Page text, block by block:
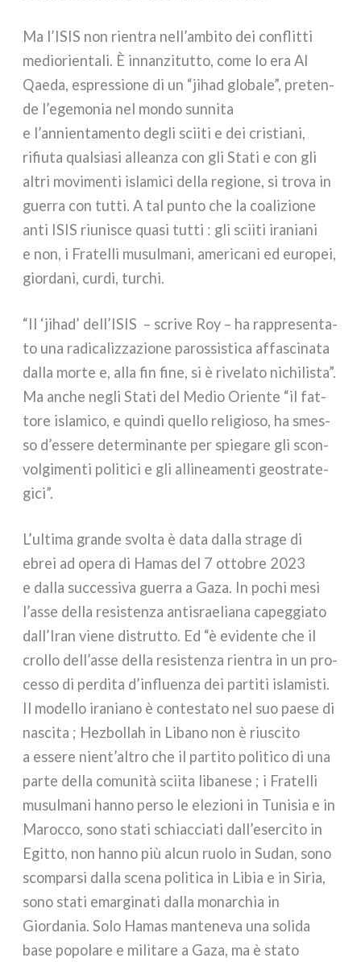
Ma l’ISIS non rien­tra nell’ambito dei con­flit­ti
medio­rien­ta­li. È innan­zi­tut­to, come lo era Al
Qaeda, espres­sio­ne di un “jihad glo­ba­le”, pre­ten­
de l’egemonia nel mon­do sun­ni­ta
e l’annientamento degli scii­ti e dei cri­stia­ni,
rifiu­ta qual­sia­si allean­za con gli Stati e con gli
altri movi­men­ti isla­mi­ci del­la regio­ne, si tro­va in
guer­ra con tut­ti. A tal pun­to che la coa­li­zio­ne
anti ISIS riu­ni­sce qua­si tut­ti : gli scii­ti ira­nia­ni
e non, i Fratelli musul­ma­ni, ame­ri­ca­ni ed euro­pei,
gior­da­ni, cur­di, tur­chi.
“Il ‘jihad’ dell’ISIS – scri­ve Roy – ha rap­pre­sen­ta­
to una radi­ca­liz­za­zio­ne paros­si­sti­ca affa­sci­na­ta
dal­la mor­te e, alla fin fine, si è rive­la­to nichi­li­sta”.
Ma anche negli Stati del Medio Oriente “il fat­
to­re isla­mi­co, e quin­di quel­lo reli­gio­so, ha smes­
so d’essere deter­mi­nan­te per spie­ga­re gli scon­
vol­gi­men­ti poli­ti­ci e gli alli­nea­men­ti geo­stra­te­
gi­ci”.
L’ultima gran­de svol­ta è data dal­la stra­ge di
ebrei ad ope­ra di Hamas del 7 otto­bre 2023
e dal­la suc­ces­si­va guer­ra a Gaza. In pochi mesi
l’asse del­la resi­sten­za anti­srae­lia­na capeg­gia­to
dall’Iran vie­ne distrut­to. Ed “è evi­den­te che il
crol­lo dell’asse del­la resi­sten­za rien­tra in un pro­
ces­so di per­di­ta d’influenza dei par­ti­ti isla­mi­sti.
Il model­lo ira­nia­no è con­te­sta­to nel suo pae­se di
nasci­ta ; Hezbollah in Libano non è riu­sci­to
a esse­re nient’altro che il par­ti­to poli­ti­co di una
par­te del­la comu­ni­tà scii­ta liba­ne­se ; i Fratelli
musul­ma­ni han­no per­so le ele­zio­ni in Tunisia e in
Marocco, sono sta­ti schiac­cia­ti dall’esercito in
Egitto, non han­no più alcun ruo­lo in Sudan, sono
scom­par­si dal­la sce­na poli­ti­ca in Libia e in Siria,
sono sta­ti emar­gi­na­ti dal­la monar­chia in
Giordania. Solo Hamas man­te­ne­va una soli­da
base popo­la­re e mili­ta­re a Gaza, ma è sta­to